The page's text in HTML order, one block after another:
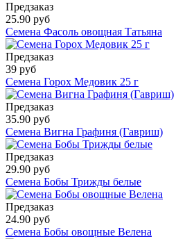
Предзаказ
25.90 руб
Семена Фасоль овощная Татьяна
Предзаказ
39 руб
Семена Горох Медовик 25 г
Предзаказ
35.90 руб
Семена Вигна Графиня (Гавриш)
Предзаказ
29.90 руб
Семена Бобы Трижды белые
Предзаказ
24.90 руб
Семена Бобы овощные Велена